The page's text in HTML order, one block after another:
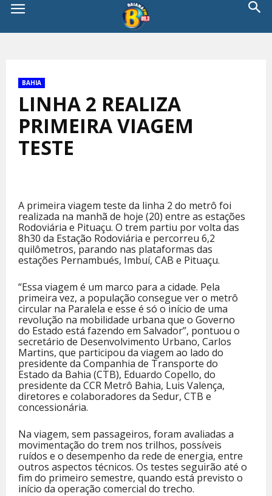
BAHIA
LINHA 2 REALIZA
PRIMEIRA VIAGEM
TESTE
A primeira viagem teste da linha 2 do metrô foi
realizada na manhã de hoje (20) entre as estações
Rodoviária e Pituaçu. O trem partiu por volta das
8h30 da Estação Rodoviária e percorreu 6,2
quilômetros, parando nas plataformas das
estações Pernambués, Imbuí, CAB e Pituaçu.
“Essa viagem é um marco para a cidade. Pela
primeira vez, a população consegue ver o metrô
circular na Paralela e esse é só o início de uma
revolução na mobilidade urbana que o Governo
do Estado está fazendo em Salvador”, pontuou o
secretário de Desenvolvimento Urbano, Carlos
Martins, que participou da viagem ao lado do
presidente da Companhia de Transporte do
Estado da Bahia (CTB), Eduardo Copello, do
presidente da CCR Metrô Bahia, Luis Valença,
diretores e colaboradores da Sedur, CTB e
concessionária.
Na viagem, sem passageiros, foram avaliadas a
movimentação do trem nos trilhos, possíveis
ruídos e o desempenho da rede de energia, entre
outros aspectos técnicos. Os testes seguirão até o
fim do primeiro semestre, quando está previsto o
início da operação comercial do trecho.